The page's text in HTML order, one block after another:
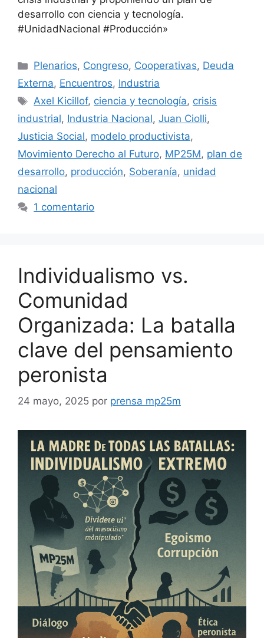
desarrollo con ciencia y tecnología.
#UnidadNacional #Producción»
Plenarios, Congreso, Cooperativas, Deuda
Externa, Encuentros, Industria
Axel Kicillof, ciencia y tecnología, crisis
industrial, Industria Nacional, Juan Ciolli,
Justicia Social, modelo productivista,
Movimiento Derecho al Futuro, MP25M, plan de
desarrollo, producción, Soberanía, unidad
nacional
1 comentario
Individualismo vs.
Comunidad
Organizada: La batalla
clave del pensamiento
peronista
24 mayo, 2025 por prensa mp25m